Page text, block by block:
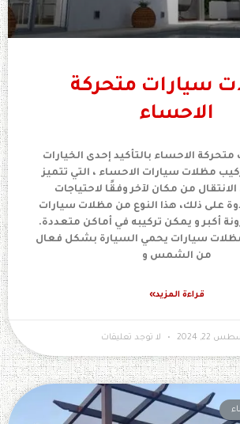
سيارات متحركة
الاحساء
الاحساء بالتأكيد إحدى الخيارات
مظلات سيارات الاحساء ، التي تتميز
من مكان لآخر وفقًا لاحتياجات
على ذلك، هذا النوع من مظلات سيارات
أكبر و يمكن تركيبه في أماكن متعددة.
سيارات يحمي السيارة بشكل فعال
من الشمس و
قراءة المزيد»
22, 2024 لا توجد تعليقات